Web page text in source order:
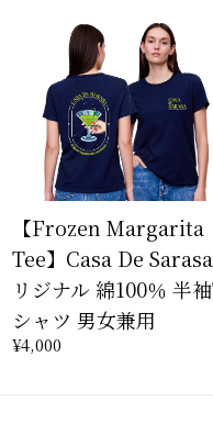
【Frozen Margarita
Tee】Casa De
リジナル 綿100％ 半
シャツ 男女兼用
¥4,000